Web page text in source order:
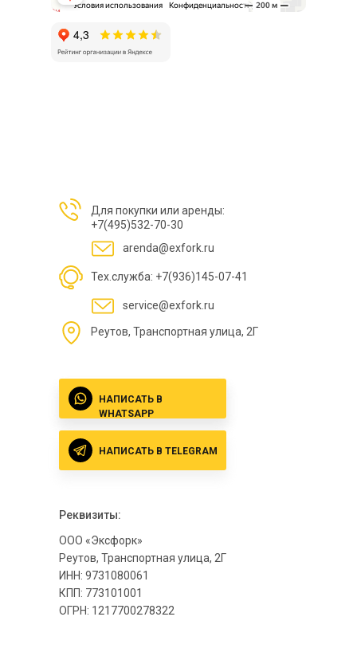
Для покупки или аренды:
+7(495)532-70-30
service@exfork.ru
arenda@exfork.ru
ООО «Эксфорк»
Реутов, Транспортная улица, 2Г
ИНН: 9731080061
КПП: 773101001
ОГРН: 1217700278322
Реутов, Транспортная улица, 2Г
Тех.служба: +7(936)145-07-41
Реквизиты:
НАПИСАТЬ В
WHATSAPP
НАПИСАТЬ В TELEGRAM